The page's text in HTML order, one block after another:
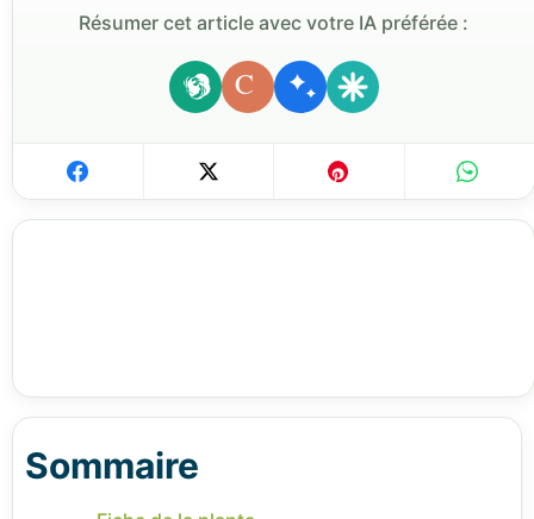
Résumer cet article avec votre IA préférée :
C
Sommaire